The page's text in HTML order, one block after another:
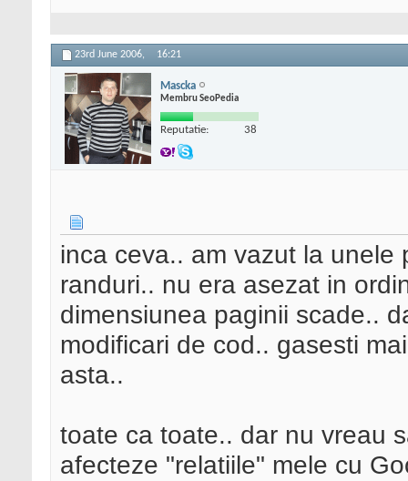
23rd June 2006, 16:21
Mascka
Membru SeoPedia
Reputatie: 38
inca ceva.. am vazut la unele
randuri.. nu era asezat in
dimensiunea paginii scade..
modificari de cod.. gasesti
asta..
toate ca toate.. dar nu vreau
afecteze "relatiile" mele cu